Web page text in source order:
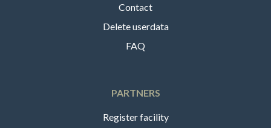
Contact
Delete userdata
FAQ
PARTNERS
Register facility